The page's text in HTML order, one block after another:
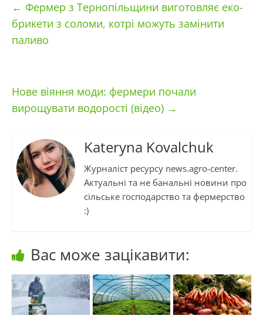
← Фермер з Тернопільщини виготовляє еко-
брикети з соломи, котрі можуть замінити
паливо
Нове віяння моди: фермери почали
вирощувати водорості (відео) →
Kateryna Kovalchuk
Журналіст ресурсу news.agro-center.
Актуальні та не банальні новини про
сільське господарство та фермерство
:)
Вас може зацікавити: